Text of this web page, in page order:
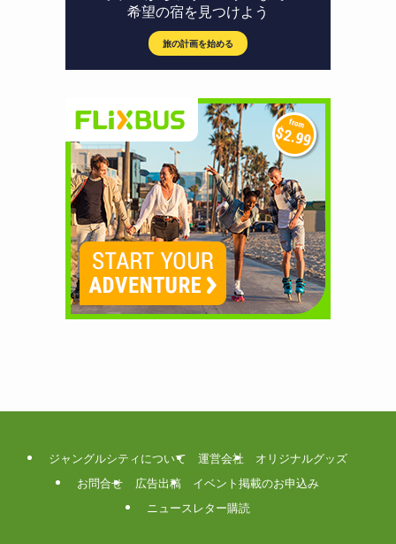
ジャングルシティについて 運営会社
オリジナルグッズ
お問合せ
広告出稿
イベント掲載のお申込み
ニュースレター購読